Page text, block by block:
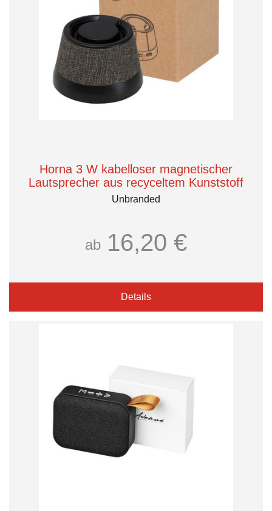
Horna 3 W kabelloser magnetischer
Lautsprecher aus recyceltem Kunststoff
Unbranded
ab 16,20 €
Details